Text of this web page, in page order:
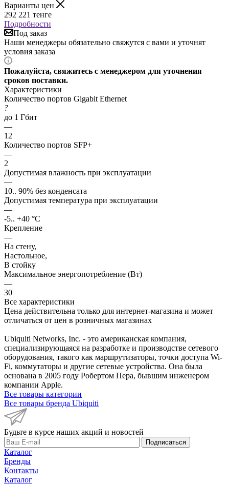
Варианты цен
292 221 тенге
Подробности
Под заказ
Наши менеджеры обязательно свяжутся с вами и уточнят
условия заказа
Пожалуйста, свяжитесь с менеджером для уточнения
сроков поставки.
Характеристики
Количество портов Gigabit Ethernet
?
до 1 Гбит
—
12
Количество портов SFP+
—
2
Допустимая влажность при эксплуатации
—
10.. 90% без конденсата
Допустимая температура при эксплуатации
—
-5.. +40 °C
Крепление
—
На стену,
Настольное,
В стойку
Максимальное энергопотребление (Вт)
—
30
Все характеристики
Цена действительна только для интернет-магазина и может
отличаться от цен в розничных магазинах
Ubiquiti Networks, Inc. - это американская компания,
специализирующаяся на разработке и производстве сетевого
оборудования, такого как маршрутизаторы, точки доступа Wi-
Fi, коммутаторы и другие сетевые устройства. Она была
основана в 2005 году Робертом Пера, бывшим инженером
компании Apple.
Все товары категории
Все товары бренда Ubiquiti
Будьте в курсе наших акций и новостей
Подписаться
Каталог
Бренды
Контакты
Каталог